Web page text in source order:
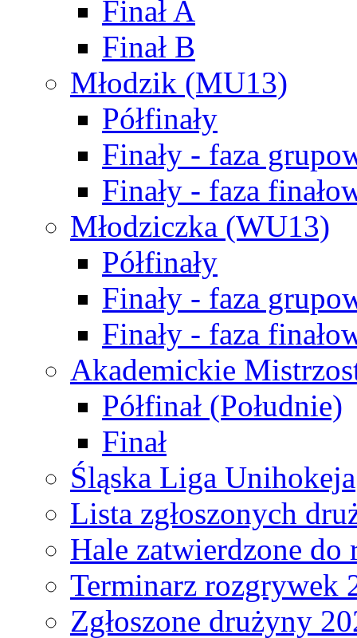
Finał A
Finał B
Młodzik (MU13)
Półfinały
Finały - faza
Finały - faza
Młodziczka (WU13)
Półfinały
Finały - faza
Finały - faza
Akademickie
Półfinał (Południe)
Finał
Śląska Liga Unihokeja
Lista zgłoszonych
Hale zatwierdzone do
Terminarz rozgrywek
Zgłoszone drużyny